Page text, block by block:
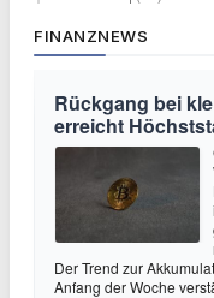
FINANZNEWS
Rückgang bei
erreicht
Der Trend zur
Anfang der Woche